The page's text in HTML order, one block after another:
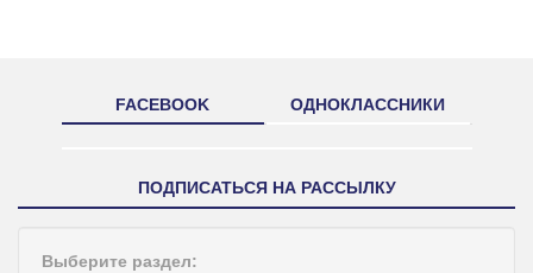
FACEBOOK ОДНОКЛАССНИКИ
ПОДПИСАТЬСЯ НА РАССЫЛКУ
Выберите раздел: